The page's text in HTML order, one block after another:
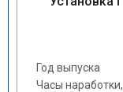
Год выпуска
Часы